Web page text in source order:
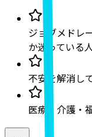
ジョブメドレ
か迷っている
不安を解消し
医療・介護・